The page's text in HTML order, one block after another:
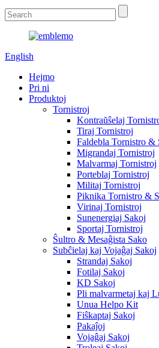
English
Hejmo
Pri ni
Produktoj
Tornistroj
Kontraŭŝelaj
Tiraj Tornistroj
Faldebla Tornistro &
Migrandaj Tornistroj
Malvarmaj Tornistroj
Porteblaj Tornistroj
Militaj Tornistroj
Piknika Tornistro &
Virinaj Tornistroj
Sunenergiaj Sakoj
Sportaj Tornistroj
Ŝultro & Mesaĝista Sako
Subĉielaj kaj Vojaĝaj Sakoj
Strandaj Sakoj
Fotilaj Sakoj
KD Sakoj
Pli malvarmetaj kaj
Unua Helpo Kit
Fiŝkaptaj Sakoj
Pakaĵoj
Vojaĝaj Sakoj